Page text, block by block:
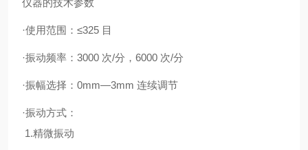
仪器的技术参数
·使用范围：≤325 目
·振动频率：3000 次/分，6000 次/分
·振幅选择：0mm—3mm 连续调节
·振动方式：
1.精微振动